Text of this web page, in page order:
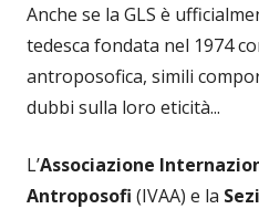
Anche se la GLS è
tedesca fondata nel 1974
antroposofica, simili
dubbi sulla loro eticità...
L’Associazione
Antroposofi (IVAA) e la